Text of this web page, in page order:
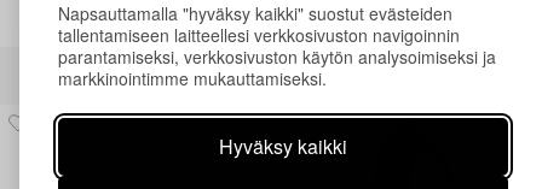
Napsauttamalla "hyväksy kaikki" suostut evästeiden
tallentamiseen laitteellesi verkkosivuston navigoinnin
parantamiseksi, verkkosivuston käytön analysoimiseksi ja
markkinointimme mukauttamiseksi.
Hyväksy kaikki
Muiden katsomia kohteita